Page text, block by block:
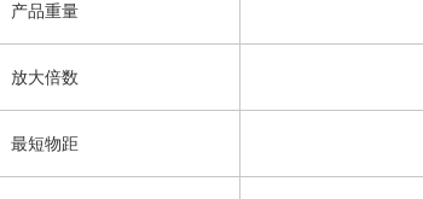
产品重量
放大倍数
最短物距